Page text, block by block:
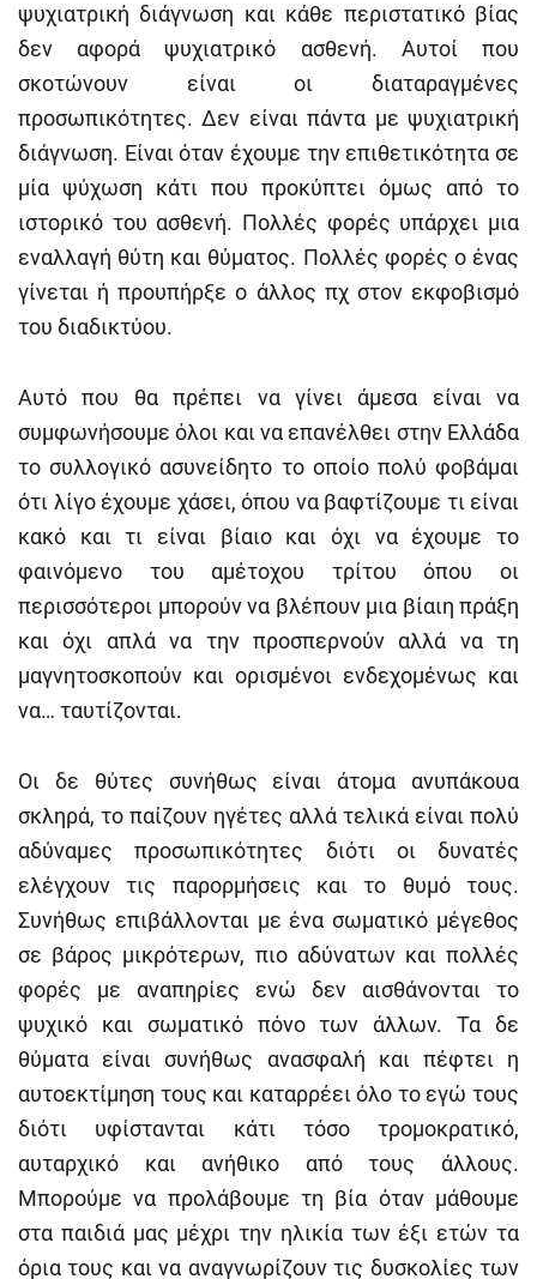
ψυχιατρική διάγνωση και κάθε περιστατικό βίας
δεν αφορά ψυχιατρικό ασθενή. Αυτοί που
σκοτώνουν είναι οι διαταραγμένες
προσωπικότητες. Δεν είναι πάντα με ψυχιατρική
διάγνωση. Είναι όταν έχουμε την επιθετικότητα σε
μία ψύχωση κάτι που προκύπτει όμως από το
ιστορικό του ασθενή. Πολλές φορές υπάρχει μια
εναλλαγή θύτη και θύματος. Πολλές φορές ο ένας
γίνεται ή προυπήρξε ο άλλος πχ στον εκφοβισμό
του διαδικτύου.
Αυτό που θα πρέπει να γίνει άμεσα είναι να
συμφωνήσουμε όλοι και να επανέλθει στην Ελλάδα
το συλλογικό ασυνείδητο το οποίο πολύ φοβάμαι
ότι λίγο έχουμε χάσει, όπου να βαφτίζουμε τι είναι
κακό και τι είναι βίαιο και όχι να έχουμε το
φαινόμενο του αμέτοχου τρίτου όπου οι
περισσότεροι μπορούν να βλέπουν μια βίαιη πράξη
και όχι απλά να την προσπερνούν αλλά να τη
μαγνητοσκοπούν και ορισμένοι ενδεχομένως και
να… ταυτίζονται.
Οι δε θύτες συνήθως είναι άτομα ανυπάκουα
σκληρά, το παίζουν ηγέτες αλλά τελικά είναι πολύ
αδύναμες προσωπικότητες διότι οι δυνατές
ελέγχουν τις παρορμήσεις και το θυμό τους.
Συνήθως επιβάλλονται με ένα σωματικό μέγεθος
σε βάρος μικρότερων, πιο αδύνατων και πολλές
φορές με αναπηρίες ενώ δεν αισθάνονται το
ψυχικό και σωματικό πόνο των άλλων. Τα δε
θύματα είναι συνήθως ανασφαλή και πέφτει η
αυτοεκτίμηση τους και καταρρέει όλο το εγώ τους
διότι υφίστανται κάτι τόσο τρομοκρατικό,
αυταρχικό και ανήθικο από τους άλλους.
Μπορούμε να προλάβουμε τη βία όταν μάθουμε
στα παιδιά μας μέχρι την ηλικία των έξι ετών τα
όρια τους και να αναγνωρίζουν τις δυσκολίες των